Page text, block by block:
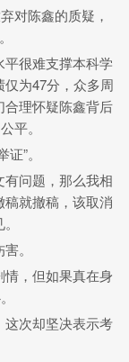
对陈鑫的质疑，
很难支撑本科学
为47分，众多周
理怀疑陈鑫背后
平。
”。
问题，那么我相
就撤稿，该取消
。
，但如果真在身
次却坚决表示考